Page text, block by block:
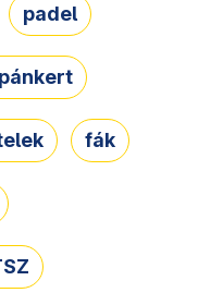
padel
fák